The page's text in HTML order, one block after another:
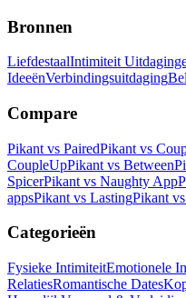
Bronnen
LiefdestaalIntimiteit
IdeeënVerbindingsuitdaging
Compare
Pikant vs PairedPikant vs
CoupleUpPikant vs Between
SpicerPikant vs Naughty App
appsPikant vs LastingPikant
Categorieën
Fysieke IntimiteitEmotionele
RelatiesRomantische Dates